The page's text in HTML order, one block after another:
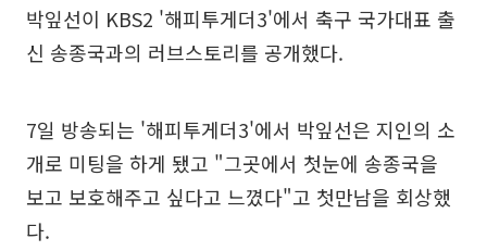
박잎선이 KBS2 '해피투게더3'에서 축구 국가대표 출
신 송종국과의 러브스토리를 공개했다.
7일 방송되는 '해피투게더3'에서 박잎선은 지인의 소
개로 미팅을 하게 됐고 "그곳에서 첫눈에 송종국을
보고 보호해주고 싶다고 느꼈다"고 첫만남을 회상했
다.